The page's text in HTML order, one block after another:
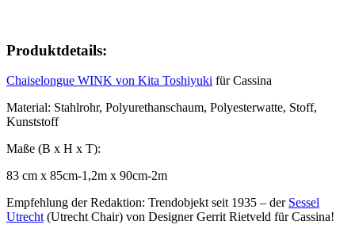
Produktdetails:
Chaiselongue WINK von Kita Toshiyuki für Cassina
Material: Stahlrohr, Polyurethanschaum, Polyesterwatte, Stoff,
Kunststoff
Maße (B x H x T):
83 cm x 85cm-1,2m x 90cm-2m
Empfehlung der Redaktion: Trendobjekt seit 1935 – der Sessel
Utrecht (Utrecht Chair) von Designer Gerrit Rietveld für Cassina!